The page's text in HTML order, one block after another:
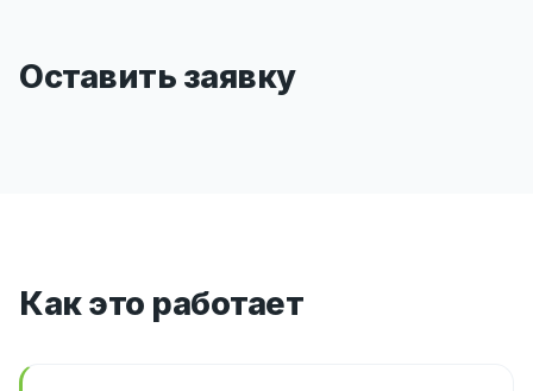
Оставить заявку
Как это работает